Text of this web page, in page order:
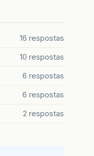
16 respostas
10 respostas
6 respostas
6 respostas
2 respostas